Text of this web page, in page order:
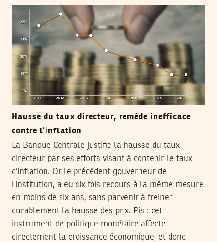
Hausse du taux directeur, remède inefficace
contre l’inflation
La Banque Centrale justifie la hausse du taux
directeur par ses efforts visant à contenir le taux
d’inflation. Or le précédent gouverneur de
l’institution, a eu six fois recours à la même mesure
en moins de six ans, sans parvenir à freiner
durablement la hausse des prix. Pis : cet
instrument de politique monétaire affecte
directement la croissance économique, et donc